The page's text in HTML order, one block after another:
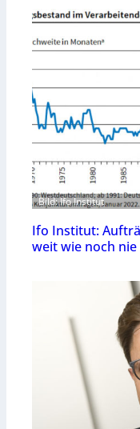
Bild: Ifo Institut
Ifo Institut:
weit wie noch nie